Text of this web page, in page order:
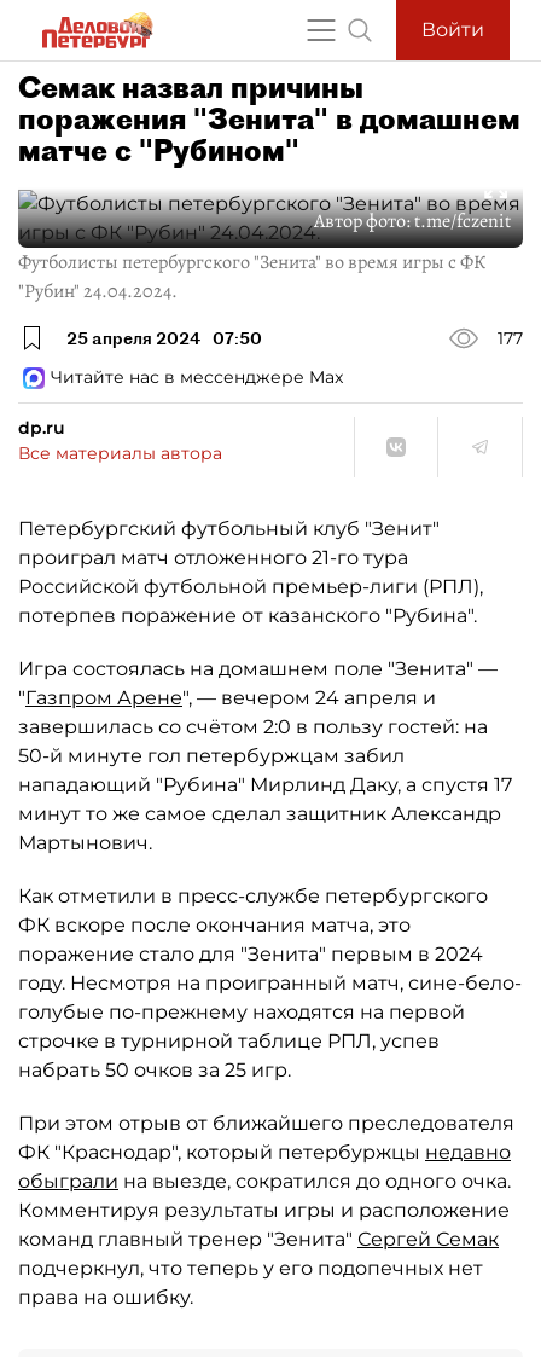
Войти
Семак назвал причины
поражения "Зенита" в домашнем
матче с "Рубином"
Автор фото:t.me/fczenit
Футболисты петербургского "Зенита" во время игры с ФК
"Рубин" 24.04.2024.
25 апреля 2024 07:50
177
Читайте нас в мессенджере Max
dp.ru
Все материалы автора
Петербургский футбольный клуб "Зенит"
проиграл матч отложенного 21-го тура
Российской футбольной премьер-лиги (РПЛ),
потерпев поражение от казанского "Рубина".
Игра состоялась на домашнем поле "Зенита" —
"Газпром Арене", — вечером 24 апреля и
завершилась со счётом 2:0 в пользу гостей: на
50-й минуте гол петербуржцам забил
нападающий "Рубина" Мирлинд Даку, а спустя 17
минут то же самое сделал защитник Александр
Мартынович.
Как отметили в пресс-службе петербургского
ФК вскоре после окончания матча, это
поражение стало для "Зенита" первым в 2024
году. Несмотря на проигранный матч, сине-бело-
голубые по-прежнему находятся на первой
строчке в турнирной таблице РПЛ, успев
набрать 50 очков за 25 игр.
При этом отрыв от ближайшего преследователя
ФК "Краснодар", который петербуржцы недавно
обыграли на выезде, сократился до одного очка.
Комментируя результаты игры и расположение
команд главный тренер "Зенита" Сергей Семак
подчеркнул, что теперь у его подопечных нет
права на ошибку.